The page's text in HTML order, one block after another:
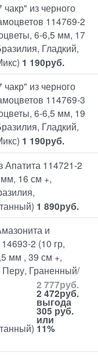
чакр" из черного
114769-2
6-6,5 мм, 17
Гладкий,
1 190руб.
чакр" из черного
114769-3
6-6,5 мм, 19
Гладкий,
1 190руб.
Апатита 114721-2
16 см +,
1 890руб.
и
2 (10 гр,
мм , 39 см +,
Перу, Граненный/
2 777руб.
2 472руб.
выгода
305 руб.
или
11%